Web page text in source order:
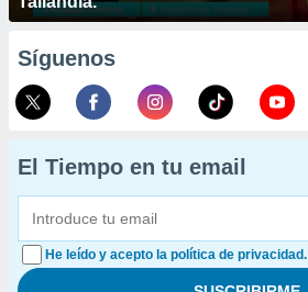
Síguenos
El Tiempo en tu email
He leído y acepto la política de privacidad.